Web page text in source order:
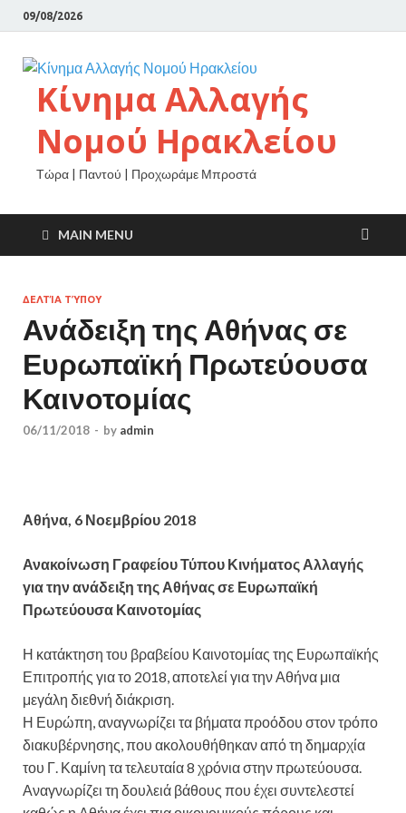
09/08/2026
Κίνημα Αλλαγής
Νομού Ηρακλείου
Τώρα | Παντού | Προχωράμε Μπροστά
MAIN MENU
ΔΕΛΤΊΑ ΤΎΠΟΥ
Ανάδειξη της Αθήνας σε
Ευρωπαϊκή Πρωτεύουσα
Καινοτομίας
06/11/2018 - by admin
Αθήνα, 6 Νοεμβρίου 2018
Ανακοίνωση Γραφείου Τύπου Κινήματος Αλλαγής
για την ανάδειξη της Αθήνας σε Ευρωπαϊκή
Πρωτεύουσα Καινοτομίας
Η κατάκτηση του βραβείου Καινοτομίας της Ευρωπαϊκής
Επιτροπής για το 2018, αποτελεί για την Αθήνα μια
μεγάλη διεθνή διάκριση.
Η Ευρώπη, αναγνωρίζει τα βήματα προόδου στον τρόπο
διακυβέρνησης, που ακολουθήθηκαν από τη δημαρχία
του Γ. Καμίνη τα τελευταία 8 χρόνια στην πρωτεύουσα.
Αναγνωρίζει τη δουλειά βάθους που έχει συντελεστεί